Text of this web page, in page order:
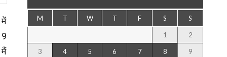
में
M T W T F S S
1 2
3 4 5 6 7 8 9